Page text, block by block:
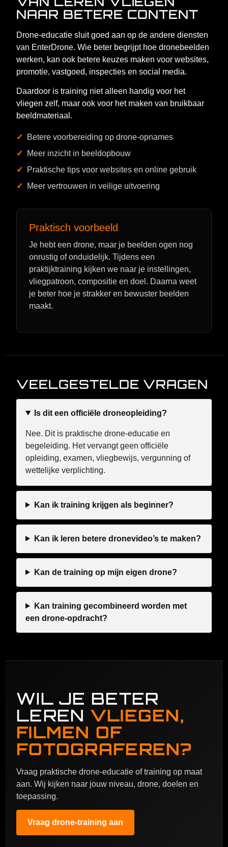
NAAR BETERE CONTENT
Drone-educatie sluit goed aan op de andere diensten
van EnterDrone. Wie beter begrijpt hoe dronebeelden
werken, kan ook betere keuzes maken voor websites,
promotie, vastgoed, inspecties en social media.
Daardoor is training niet alleen handig voor het
vliegen zelf, maar ook voor het maken van bruikbaar
beeldmateriaal.
Betere voorbereiding op drone-opnames
Meer inzicht in beeldopbouw
Praktische tips voor websites en online gebruik
Meer vertrouwen in veilige uitvoering
Praktisch voorbeeld
Je hebt een drone, maar je beelden ogen nog
onrustig of onduidelijk. Tijdens een
praktijktraining kijken we naar je instellingen,
vliegpatroon, compositie en doel. Daarna weet
je beter hoe je strakker en bewuster beelden
maakt.
VEELGESTELDE VRAGEN
Is dit een officiële droneopleiding?
Nee. Dit is praktische drone-educatie en
begeleiding. Het vervangt geen officiële
opleiding, examen, vliegbewijs, vergunning of
wettelijke verplichting.
Kan ik training krijgen als beginner?
Kan ik leren betere dronevideo’s te maken?
Kan de training op mijn eigen drone?
Kan training gecombineerd worden met
een drone-opdracht?
WIL JE BETER
LEREN VLIEGEN,
FILMEN OF
FOTOGRAFEREN?
Vraag praktische drone-educatie of training op maat
aan. Wij kijken naar jouw niveau, drone, doelen en
toepassing.
Vraag drone-training aan